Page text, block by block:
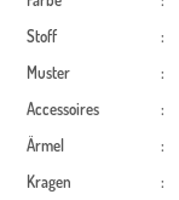
Stoff
:
Muster
:
Accessoires
:
Ärmel
:
Kragen
: